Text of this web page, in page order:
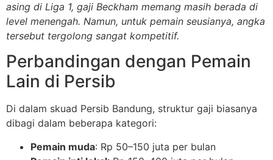
asing di Liga 1, gaji Beckham memang masih berada di
level menengah. Namun, untuk pemain seusianya, angka
tersebut tergolong sangat kompetitif.
Perbandingan dengan Pemain
Lain di Persib
Di dalam skuad Persib Bandung, struktur gaji biasanya
dibagi dalam beberapa kategori:
Pemain muda: Rp 50–150 juta per bulan